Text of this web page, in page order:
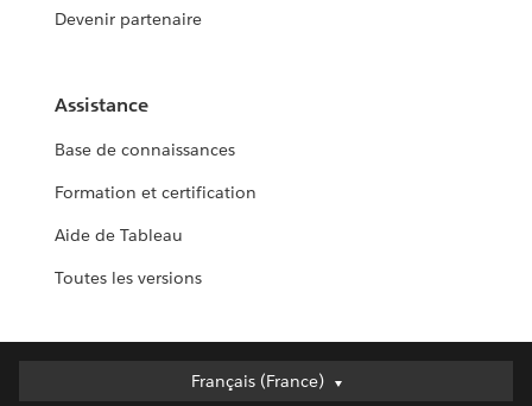
Devenir partenaire
Assistance
Base de connaissances
Formation et certification
Aide de Tableau
Toutes les versions
Français (France)
Français (France)